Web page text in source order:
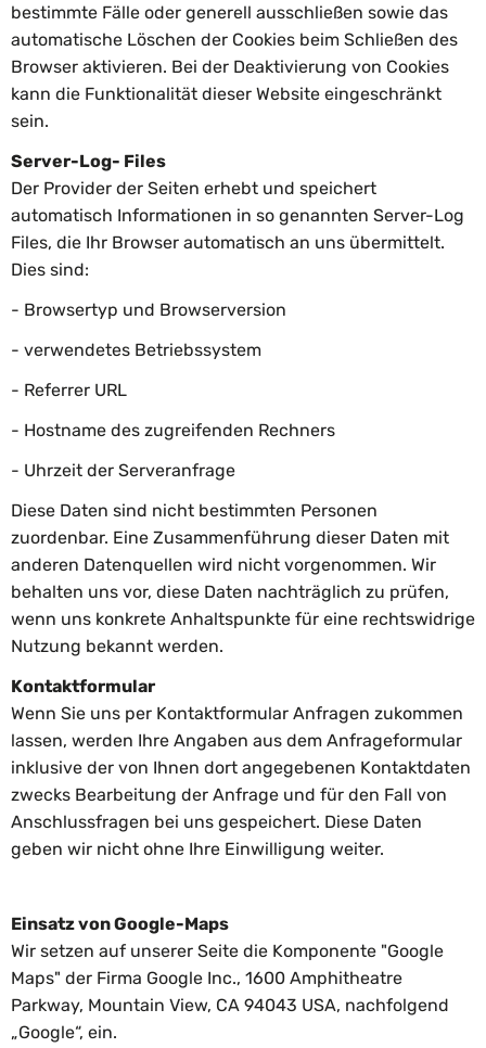
bestimmte Fälle oder generell ausschließen sowie das
automatische Löschen der Cookies beim Schließen des
Browser aktivieren. Bei der Deaktivierung von Cookies
kann die Funktionalität dieser Website eingeschränkt
sein.
Server-Log- Files
Der Provider der Seiten erhebt und speichert
automatisch Informationen in so genannten Server-Log
Files, die Ihr Browser automatisch an uns übermittelt.
Dies sind:
- Browsertyp und Browserversion
- verwendetes Betriebssystem
- Referrer URL
- Hostname des zugreifenden Rechners
- Uhrzeit der Serveranfrage
Diese Daten sind nicht bestimmten Personen
zuordenbar. Eine Zusammenführung dieser Daten mit
anderen Datenquellen wird nicht vorgenommen. Wir
behalten uns vor, diese Daten nachträglich zu prüfen,
wenn uns konkrete Anhaltspunkte für eine rechtswidrige
Nutzung bekannt werden.
Kontaktformular
Wenn Sie uns per Kontaktformular Anfragen zukommen
lassen, werden Ihre Angaben aus dem Anfrageformular
inklusive der von Ihnen dort angegebenen Kontaktdaten
zwecks Bearbeitung der Anfrage und für den Fall von
Anschlussfragen bei uns gespeichert. Diese Daten
geben wir nicht ohne Ihre Einwilligung weiter.
Einsatz von Google-Maps
Wir setzen auf unserer Seite die Komponente "Google
Maps" der Firma Google Inc., 1600 Amphitheatre
Parkway, Mountain View, CA 94043 USA, nachfolgend
„Google“, ein.